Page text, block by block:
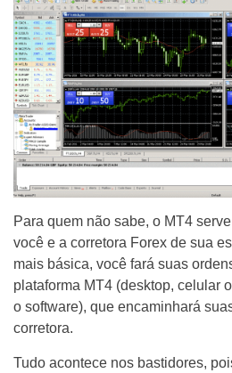
Para quem não sabe, o MT4
você e a corretora Forex de sua
mais básica, você fará suas
plataforma MT4 (desktop, celular
o software), que encaminhará
corretora.
Tudo acontece nos bastidores,